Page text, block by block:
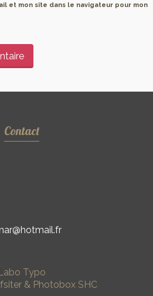
et mon site dans le navigateur pour mon
Contact
Typo
& Photobox SHC